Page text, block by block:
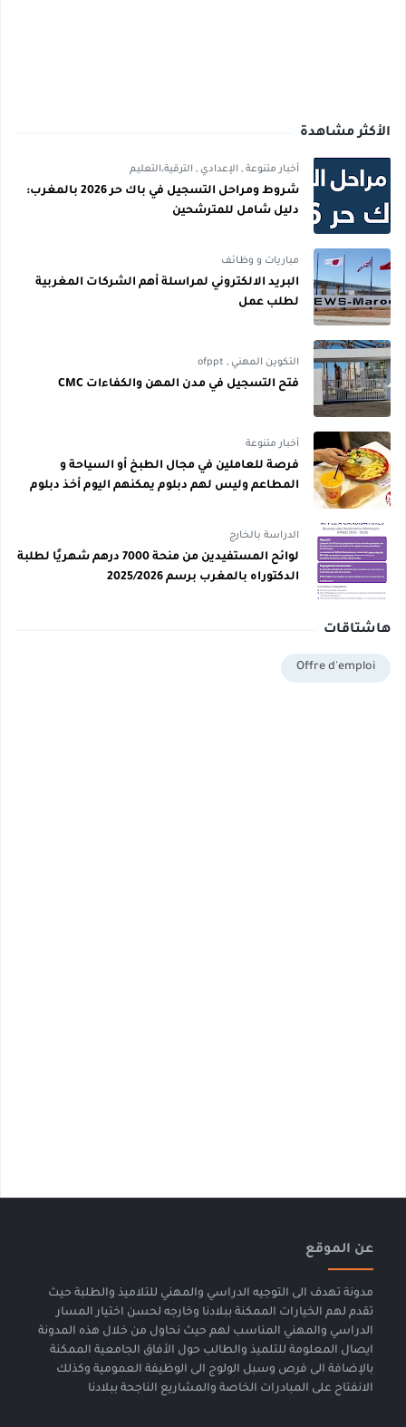
الأكثر مشاهدة
أخبار متنوعة , الإعدادي , الترقية،التعليم
شروط ومراحل التسجيل في باك حر 2026 بالمغرب:
دليل شامل للمترشحين
مباريات و وظائف
البريد الالكتروني لمراسلة أهم الشركات المغربية
لطلب عمل
التكوين المهني ,
ofppt
فتح التسجيل في مدن المهن والكفاءات CMC
أخبار متنوعة
فرصة للعاملين في مجال الطبخ أو السياحة و
المطاعم وليس لهم دبلوم يمكنهم اليوم أخذ دبلوم
الدراسة بالخارج
لوائح المستفيدين من منحة 7000 درهم شهريًا لطلبة
الدكتوراه بالمغرب برسم 2025/2026
هاشتاقات
Offre d'emploi
عن الموقع
مدونة تهدف الى التوجيه الدراسي والمهني للتلاميذ والطلبة حيث
تقدم لهم الخيارات الممكنة ببلادنا وخارجه لحسن اختيار المسار
الدراسي والمهني المناسب لهم حيث نحاول من خلال هذه المدونة
ايصال المعلومة للتلميذ والطالب حول الأفاق الجامعية الممكنة
بالإضافة الى فرص وسبل الولوج الى الوظيفة العمومية وكذلك
الانفتاح على المبادرات الخاصة والمشاريع الناجحة ببلادنا